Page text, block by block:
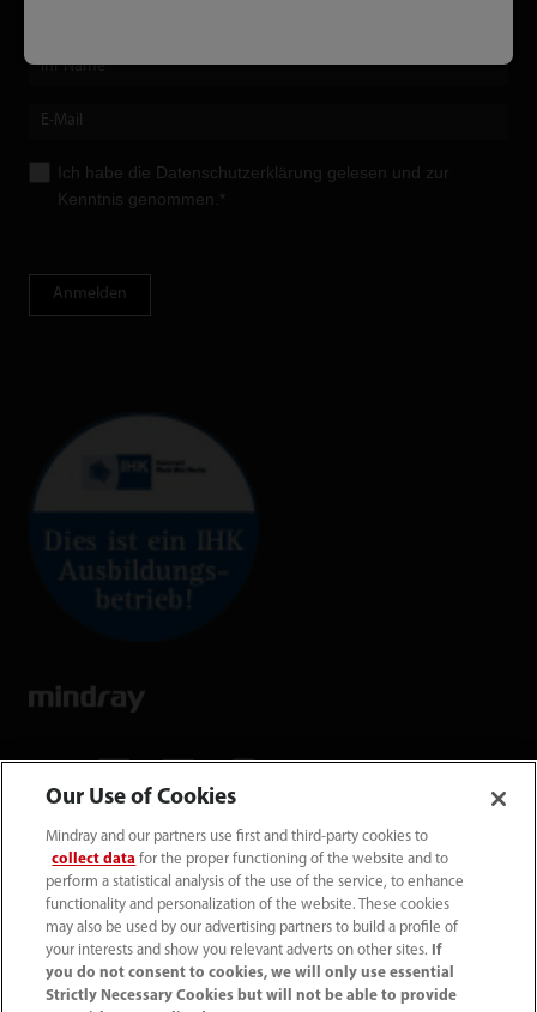
Ich habe die Datenschutzerklärung gelesen und zur
Kenntnis genommen.*
Anmelden
Mindray Medical Germany GmbH
Goebel­straße 21 64293 Darmstadt
06151 3910 - 0
info@mindray.de
Our Use of Cookies
Mindray and our partners use first and third-party cookies to
collect data for the proper functioning of the website and to
perform a statistical analysis of the use of the service, to enhance
functionality and personalization of the website. These cookies
may also be used by our advertising partners to build a profile of
your interests and show you relevant adverts on other sites.
If
you do not consent to cookies, we will only use essential
Strictly Necessary Cookies but will not be able to provide